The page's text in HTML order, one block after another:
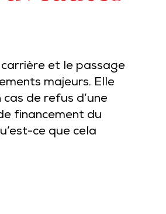
et le passage
majeurs. Elle
de refus d’une
financement du
ce que cela